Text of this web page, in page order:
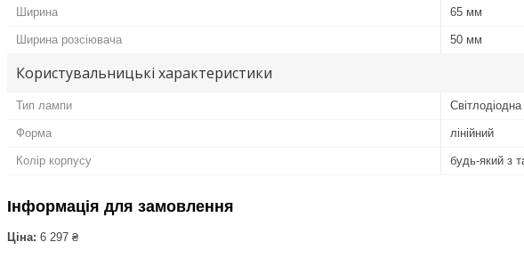
Ширина 65 мм
Ширина розсіювача 50 мм
Користувальницькі характеристики
Тип лампи
Форма лінійний
Колір корпусу будь-який з
Інформація для замовлення
Ціна: 6 297 ₴